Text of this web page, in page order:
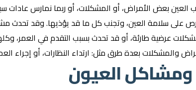
بعض الأمراض، أو المشكلات، أو ربما نمارس عادات
على سلامة العين، وتجنب كل ما قد يؤذيها. وقد تحدث
عرضية طارئة، أو قد تحدث بسبب التقدم في العمر،
والمشكلات بعدة طرق مثل: ارتداء النظارات، أو إجراء
العيون